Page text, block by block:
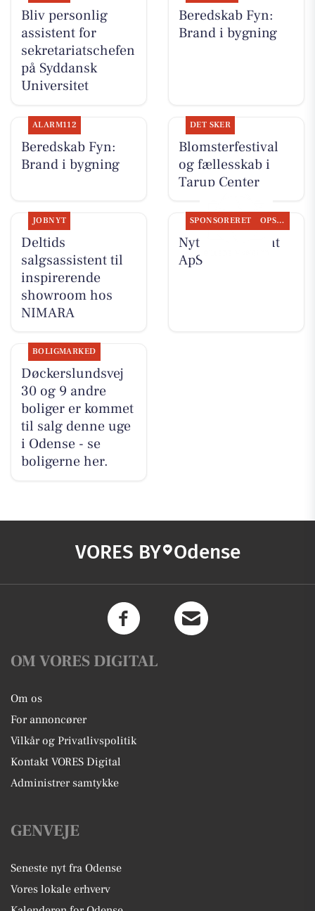
Bliv personlig
assistent for
sekretariatschefen
på Syddansk
Universitet
Beredskab Fyn:
Brand i bygning
ALARM112
Beredskab Fyn:
Brand i bygning
DET SKER
Blomsterfestival
og fællesskab i
Tarup Center
JOBNYT
Deltids
salgsassistent til
inspirerende
showroom hos
NIMARA
SPONSORERET OPSLAGSTAVLEN
Nyt fra Fairpaint
ApS
BOLIGMARKED
Døckerslundsvej
30 og 9 andre
boliger er kommet
til salg denne uge
i Odense - se
boligerne her.
VORES BY Odense
OM VORES DIGITAL
Om os
For annoncører
Vilkår og Privatlivspolitik
Kontakt VORES Digital
Administrer samtykke
GENVEJE
Seneste nyt fra Odense
Vores lokale erhverv